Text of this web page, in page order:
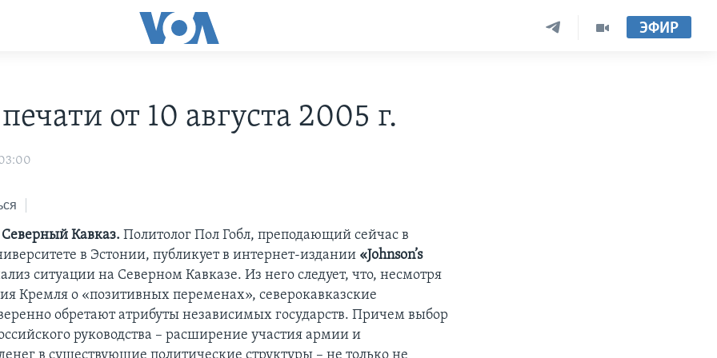
ЭФИР
от 10 августа 2005 г.
Северный Кавказ. Политолог Пол Гобл, преподающий сейчас в
в Эстонии, публикует в интернет-издании «Johnson’s
ситуации на Северном Кавказе. Из него следует, что, несмотря
Кремля о «позитивных переменах», северокавказские
обретают атрибуты независимых государств. Причем выбор
руководства – расширение участия армии и